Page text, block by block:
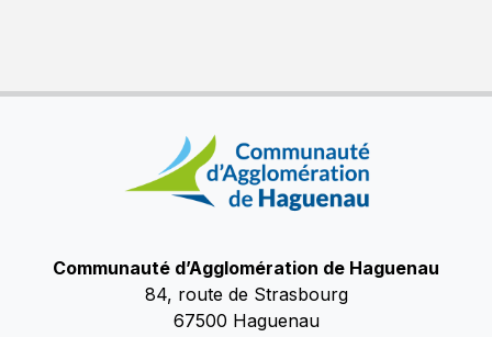
Communauté d’Agglomération de Haguenau
84, route de Strasbourg
67500 Haguenau